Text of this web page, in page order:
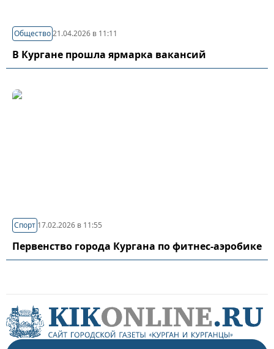
Общество21.04.2026 в 11:11
В Кургане прошла ярмарка вакансий
Спорт 17.02.2026 в 11:55
Первенство города Кургана по фитнес-аэробике